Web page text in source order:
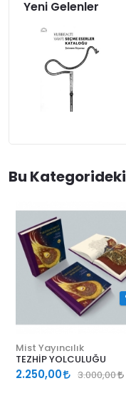
Yeni Gelenler
Bu
Mist Yayıncılık
TEZHİP YOLCULUĞU
2.250,00 3.000,00